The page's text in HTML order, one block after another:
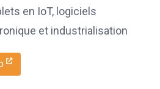
en IoT, logiciels
et industrialisation